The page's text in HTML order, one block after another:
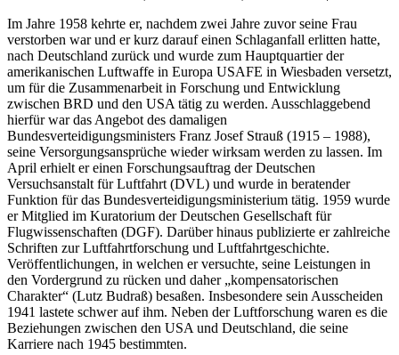
Im Jahre 1958 kehrte er, nachdem zwei Jahre zuvor seine Frau
verstorben war und er kurz darauf einen Schlaganfall erlitten hatte,
nach Deutschland zurück und wurde zum Hauptquartier der
amerikanischen Luftwaffe in Europa USAFE in Wiesbaden versetzt,
um für die Zusammenarbeit in Forschung und Entwicklung
zwischen BRD und den USA tätig zu werden. Ausschlaggebend
hierfür war das Angebot des damaligen
Bundesverteidigungsministers Franz Josef Strauß (1915 – 1988),
seine Versorgungsansprüche wieder wirksam werden zu lassen. Im
April erhielt er einen Forschungsauftrag der Deutschen
Versuchsanstalt für Luftfahrt (DVL) und wurde in beratender
Funktion für das Bundesverteidigungsministerium tätig. 1959 wurde
er Mitglied im Kuratorium der Deutschen Gesellschaft für
Flugwissenschaften (DGF). Darüber hinaus publizierte er zahlreiche
Schriften zur Luftfahrtforschung und Luftfahrtgeschichte.
Veröffentlichungen, in welchen er versuchte, seine Leistungen in
den Vordergrund zu rücken und daher „kompensatorischen
Charakter“ (Lutz Budraß) besaßen. Insbesondere sein Ausscheiden
1941 lastete schwer auf ihm. Neben der Luftforschung waren es die
Beziehungen zwischen den USA und Deutschland, die seine
Karriere nach 1945 bestimmten.